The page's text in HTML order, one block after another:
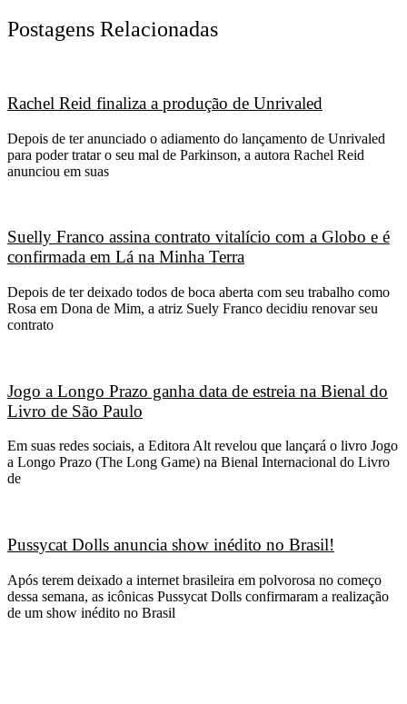
Postagens Relacionadas
Rachel Reid finaliza a produção de Unrivaled
Depois de ter anunciado o adiamento do lançamento de Unrivaled
para poder tratar o seu mal de Parkinson, a autora Rachel Reid
anunciou em suas
Suelly Franco assina contrato vitalício com a Globo e é
confirmada em Lá na Minha Terra
Depois de ter deixado todos de boca aberta com seu trabalho como
Rosa em Dona de Mim, a atriz Suely Franco decidiu renovar seu
contrato
Jogo a Longo Prazo ganha data de estreia na Bienal do
Livro de São Paulo
Em suas redes sociais, a Editora Alt revelou que lançará o livro Jogo
a Longo Prazo (The Long Game) na Bienal Internacional do Livro
de
Pussycat Dolls anuncia show inédito no Brasil!
Após terem deixado a internet brasileira em polvorosa no começo
dessa semana, as icônicas Pussycat Dolls confirmaram a realização
de um show inédito no Brasil